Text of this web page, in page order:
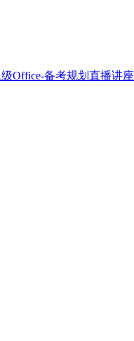
Office-备考规划直播讲座